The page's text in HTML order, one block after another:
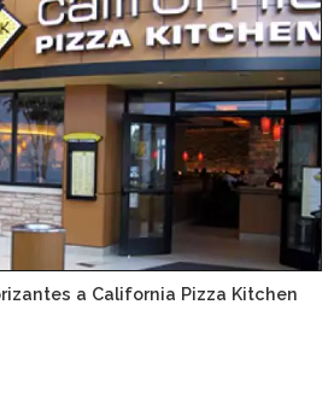
a California Pizza Kitchen